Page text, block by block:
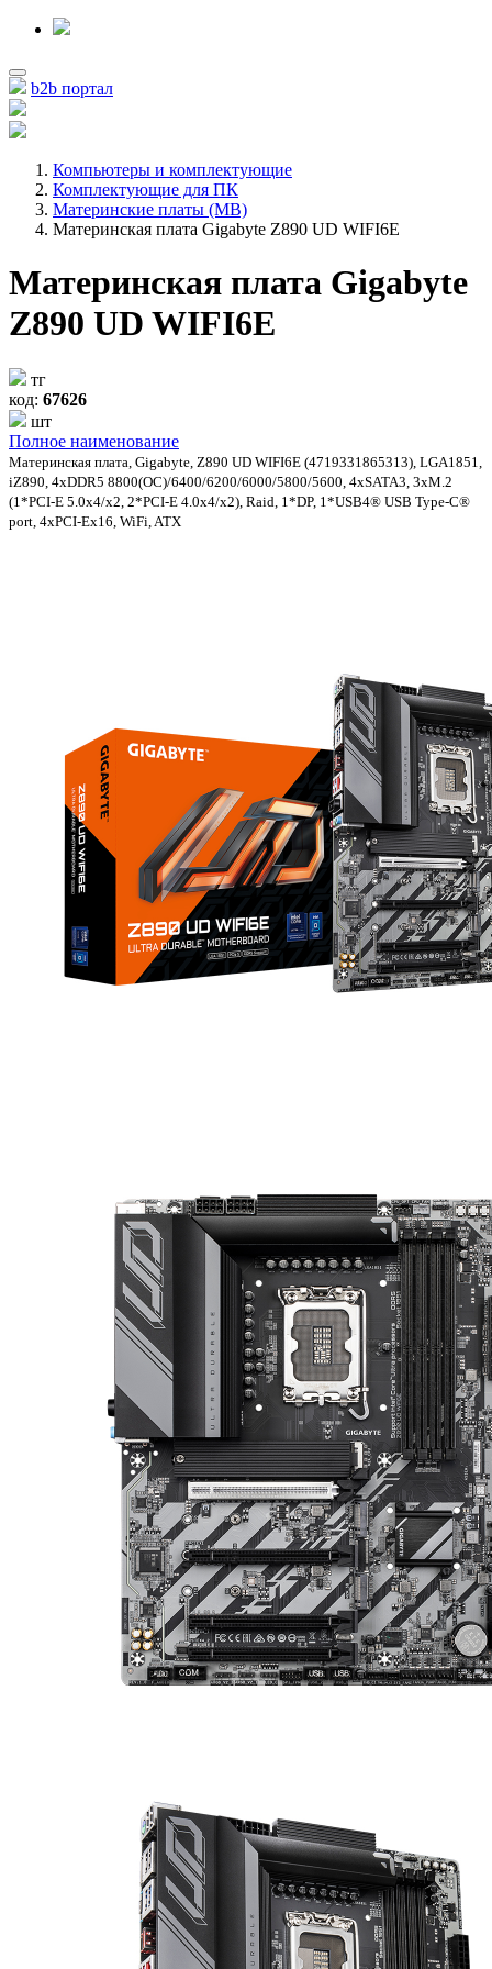
b2b портал
Компьютеры и комплектующие
Комплектующие для ПК
Материнские платы (MB)
Материнская плата Gigabyte Z890 UD WIFI6E
Материнская плата Gigabyte
Z890 UD WIFI6E
тг
код: 67626
шт
Полное наименование
Материнская плата, Gigabyte, Z890 UD WIFI6E (4719331865313), LGA1851,
iZ890, 4xDDR5 8800(OC)/6400/6200/6000/5800/5600, 4xSATA3, 3xM.2
(1*PCI-E 5.0x4/x2, 2*PCI-E 4.0x4/x2), Raid, 1*DP, 1*USB4® USB Type-C®
port, 4xPCI-Ex16, WiFi, ATX